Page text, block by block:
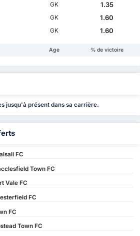
GK
1.35
GK
1.60
GK 1.60
Age % de victoire
jusqu'à présent dans sa carrière.
FC
Town FC
Vale FC
FC
FC
Town FC